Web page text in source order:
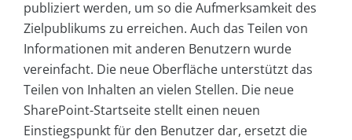
publiziert werden, um so die Aufmerksamkeit des
Zielpublikums zu erreichen. Auch das Teilen von
Informationen mit anderen Benutzern wurde
vereinfacht. Die neue Oberfläche unterstützt das
Teilen von Inhalten an vielen Stellen. Die neue
SharePoint-Startseite stellt einen neuen
Einstiegspunkt für den Benutzer dar, ersetzt die